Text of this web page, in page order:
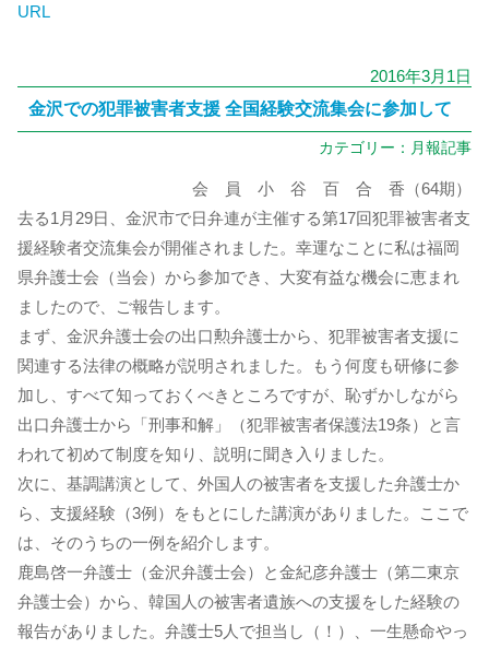
URL
2016年3月1日
金沢での犯罪被害者支援 全国経験交流集会に参加して
カテゴリー： 月報記事
会 員 小 谷 百 合 香（64期）
去る1月29日、金沢市で日弁連が主催する第17回犯罪被害者支
援経験者交流集会が開催されました。幸運なことに私は福岡
県弁護士会（当会）から参加でき、大変有益な機会に恵まれ
ましたので、ご報告します。
まず、金沢弁護士会の出口勲弁護士から、犯罪被害者支援に
関連する法律の概略が説明されました。もう何度も研修に参
加し、すべて知っておくべきところですが、恥ずかしながら
出口弁護士から「刑事和解」（犯罪被害者保護法19条）と言
われて初めて制度を知り、説明に聞き入りました。
次に、基調講演として、外国人の被害者を支援した弁護士か
ら、支援経験（3例）をもとにした講演がありました。ここで
は、そのうちの一例を紹介します。
鹿島啓一弁護士（金沢弁護士会）と金紀彦弁護士（第二東京
弁護士会）から、韓国人の被害者遺族への支援をした経験の
報告がありました。弁護士5人で担当し（！）、一生懸命やっ